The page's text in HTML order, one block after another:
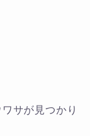
サが見つかり